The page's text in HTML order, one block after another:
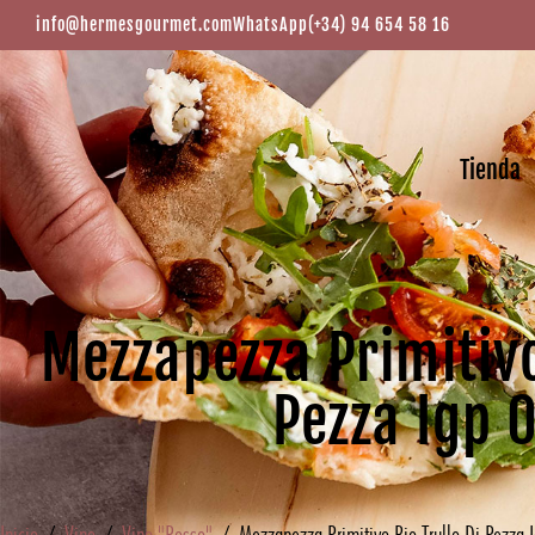
info@hermesgourmet.comWhatsApp(+34) 94 654 58 16
Tienda
Mezzapezza
Pezza Igp